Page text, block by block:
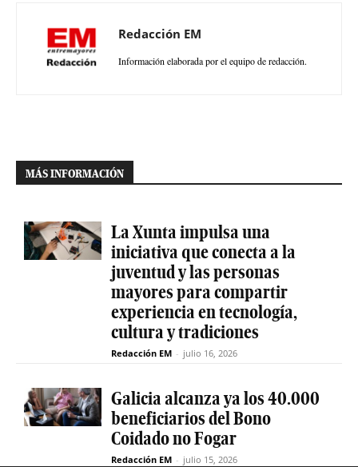
Redacción EM
Información elaborada por el equipo de redacción.
MÁS INFORMACIÓN
La Xunta impulsa una
iniciativa que conecta a la
juventud y las personas
mayores para compartir
experiencia en tecnología,
cultura y tradiciones
Redacción EM - julio 16, 2026
Galicia alcanza ya los 40.000
beneficiarios del Bono
Coidado no Fogar
Redacción EM - julio 15, 2026